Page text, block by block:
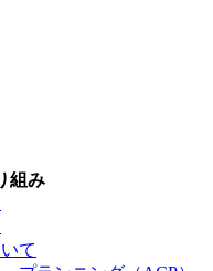
組み
て